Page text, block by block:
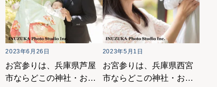
2023年6月26日
お宮参りは、兵庫県芦屋
市ならどこの神社・お寺
2023年5月1日
お宮参りは、兵庫県西宮
市ならどこの神社・お寺